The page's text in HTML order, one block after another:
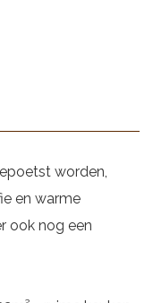
worden,
en warme
ook nog een